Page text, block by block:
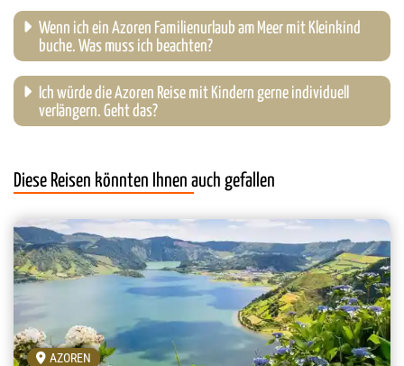
Wenn ich ein Azoren Familienurlaub am Meer mit Kleinkind
buche. Was muss ich beachten?
Ich würde die Azoren Reise mit Kindern gerne individuell
verlängern. Geht das?
Diese Reisen könnten Ihnen auch gefallen
AZOREN